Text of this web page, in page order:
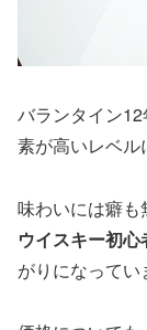
バランタイン
素が高いレベル
味わいには癖も
ウイスキー初
がりになってい